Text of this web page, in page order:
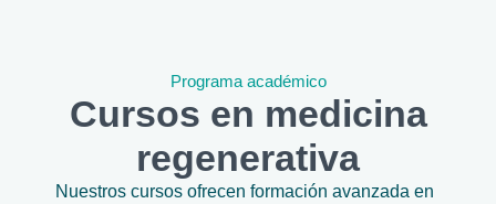
Programa académico
Cursos en medicina
regenerativa
Nuestros cursos ofrecen formación avanzada en